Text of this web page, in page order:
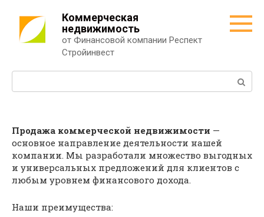
контенту
Коммерческая
недвижимость
от Финансовой компании Респект
Стройинвест
Продажа коммерческой недвижимости —
основное направление деятельности нашей
компании. Мы разработали множество выгодных
и универсальных предложений для клиентов с
любым уровнем финансового дохода.
Наши преимущества: